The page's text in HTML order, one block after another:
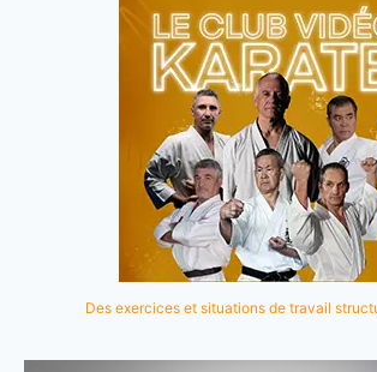
Des exercices et situations de travail